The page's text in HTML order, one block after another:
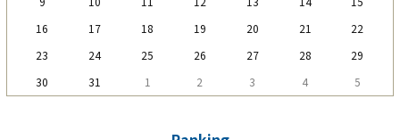
16
17 18 19 20 21
22
23
24 25 26 27 28
29
30
31 1 2 3 4 5